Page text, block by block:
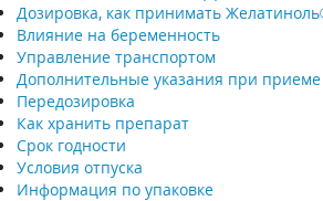
Дозировка, как принимать
Влияние на беременность
Управление транспортом
Дополнительные указания при
Передозировка
Как хранить препарат
Срок годности
Условия отпуска
Информация по упаковке